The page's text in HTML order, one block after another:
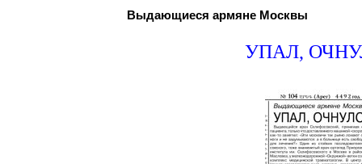
Выдающиеся армяне Москвы
УПАЛ,